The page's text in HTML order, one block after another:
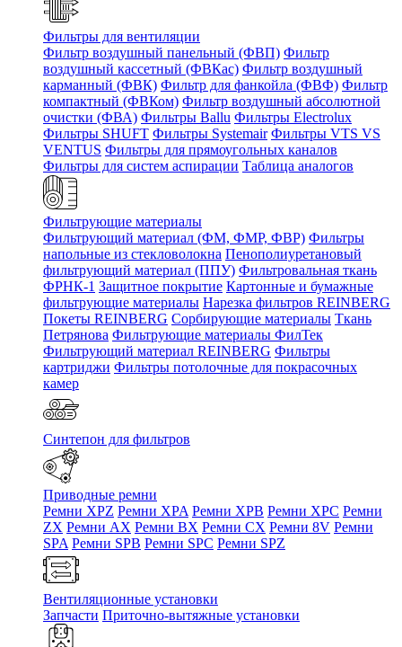
Фильтры для вентиляции
Фильтр воздушный панельный (ФВП) Фильтр
воздушный кассетный (ФВКас) Фильтр воздушный
карманный (ФВК) Фильтр для фанкойла (ФВФ) Фильтр
компактный (ФВКом) Фильтр воздушный абсолютной
очистки (ФВА) Фильтры Ballu Фильтры Electrolux
Фильтры SHUFT Фильтры Systemair Фильтры VTS VS
VENTUS Фильтры для прямоугольных каналов
Фильтры для систем аспирации Таблица аналогов
Фильтрующие материалы
Фильтрующий материал (ФМ, ФМР, ФВР) Фильтры
напольные из стекловолокна Пенополиуретановый
фильтрующий материал (ППУ) Фильтровальная ткань
ФРНК-1 Защитное покрытие Картонные и бумажные
фильтрующие материалы Нарезка фильтров REINBERG
Покеты REINBERG Сорбирующие материалы Ткань
Петрянова Фильтрующие материалы ФилТек
Фильтрующий материал REINBERG Фильтры
картриджи Фильтры потолочные для покрасочных
камер
Синтепон для фильтров
Приводные ремни
Ремни XPZ Ремни XPA Ремни XPB Ремни XPC Ремни
ZX Ремни AX Ремни BX Ремни CX Ремни 8V Ремни
SPA Ремни SPB Ремни SPC Ремни SPZ
Вентиляционные установки
Запчасти Приточно-вытяжные установки